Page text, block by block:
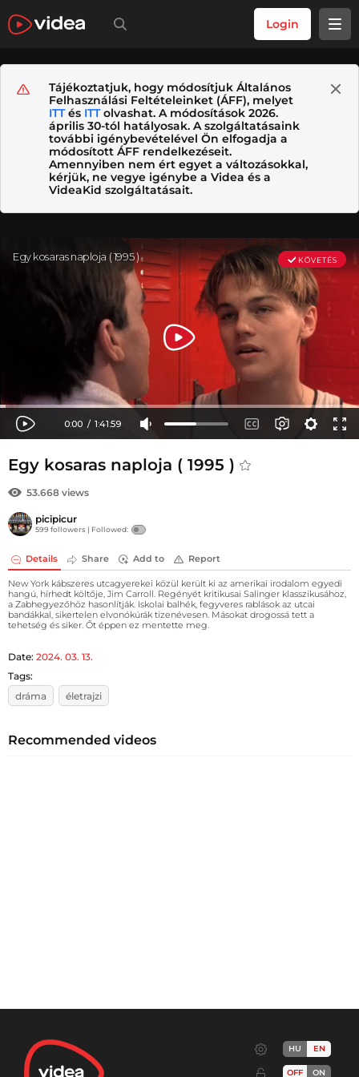
Login
Tájékoztatjuk, hogy módosítjuk Általános
Felhasználási Feltételeinket (ÁFF), melyet
ITTés ITTolvashat. A módosítások 2026.
április 30-tól hatályosak. A szolgáltatásaink
további igénybevételével Ön elfogadja a
módosított ÁFF rendelkezéseit.
Amennyiben nem ért egyet a változásokkal,
kérjük, ne vegye igénybe a Videa és a
VideaKid szolgáltatásait.
Egy kosaras naploja ( 1995 )
53.668 views
picipicur
599 followers | Followed:
Details Share Add to Report
New York kábszeres utcagyerekei közül került ki az amerikai irodalom egyedi
hangú, hírhedt költője, Jim Carroll. Regényét kritikusai Salinger klasszikusához,
a Zabhegyezőhöz hasonlítják. Iskolai balhék, fegyveres rablások az utcai
bandákkal, sikertelen elvonókúrák tizenévesen. Másokat drogossá tett a
tehetség és siker. Őt éppen ez mentette meg.
Date: 2024. 03. 13.
Tags:
dráma
életrajzi
Recommended videos
HU EN
OFF ON